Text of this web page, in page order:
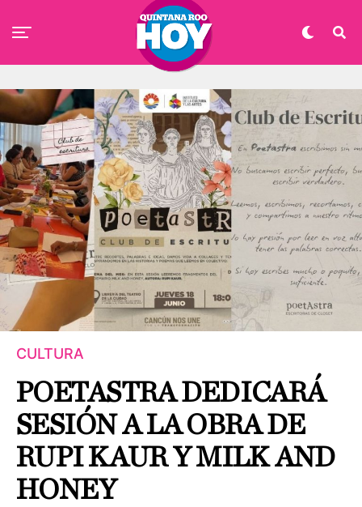
CULTURA
POETASTRA DEDICARÁ
SESIÓN A LA OBRA DE
RUPI KAUR Y MILK AND
HONEY